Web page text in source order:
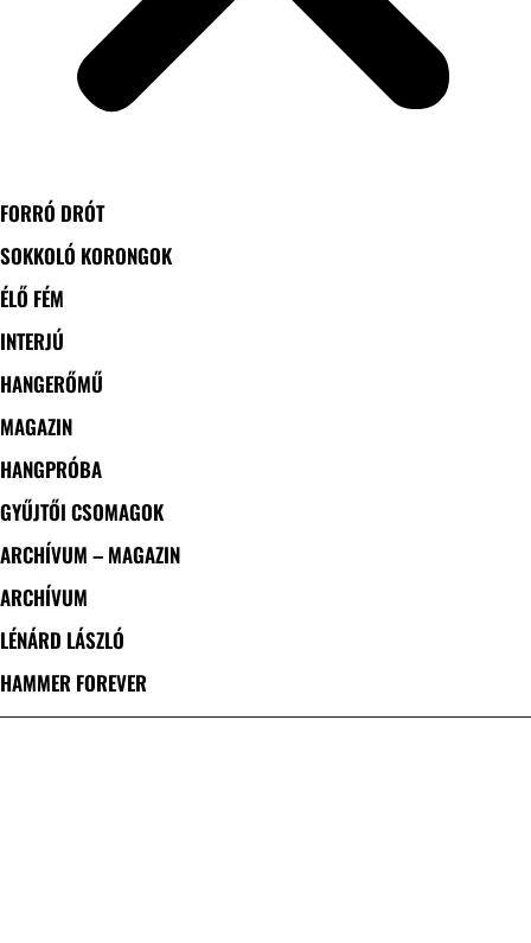
FORRÓ DRÓT
SOKKOLÓ KORONGOK
ÉLŐ FÉM
INTERJÚ
HANGERŐMŰ
MAGAZIN
HANGPRÓBA
GYŰJTŐI CSOMAGOK
ARCHÍVUM – MAGAZIN
ARCHÍVUM
LÉNÁRD LÁSZLÓ
HAMMER FOREVER